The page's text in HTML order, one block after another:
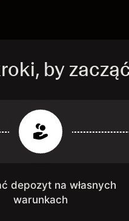
by
depozyt na własnych
warunkach